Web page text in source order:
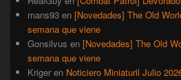
mans93 en [Novedades] The Old
semana que viene
Gonsilvus en [Novedades] The Old
semana que viene
Kriger en Noticiero Miniaturil Julio